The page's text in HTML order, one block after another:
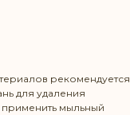
рекомендуется
для удаления
мыльный